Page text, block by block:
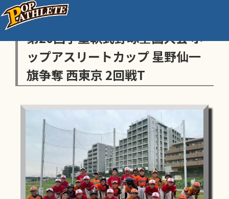
センス・トラストトーナメント
第20回学童軟式野球全国大会 ポ
ップアスリートカップ 星野仙一
旗争奪 西東京 2回戦T